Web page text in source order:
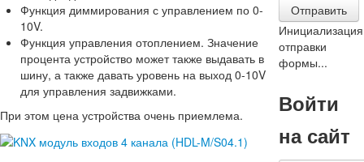
Функция диммирования с управлением по 0-
10V.
Функция управления отоплением. Значение
процента устройство может также выдавать в
шину, а также давать уровень на выход 0-10V
для управления задвижками.
При этом цена устройства очень приемлема.
Отправить
Инициализация
отправки
формы...
Войти
на сайт